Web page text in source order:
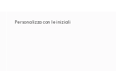
Personalizza con le iniziali